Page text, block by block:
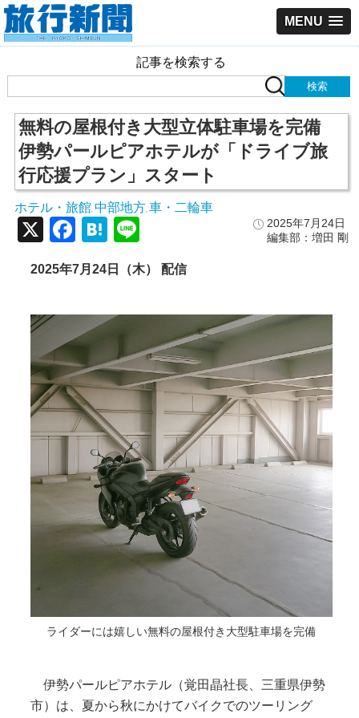
MENU
記事を検索する
無料の屋根付き大型立体駐車場を完備
伊勢パールピアホテルが「ドライブ旅
行応援プラン」スタート
ホテル・旅館 中部地方 車・二輪車
2025年7月24日
編集部：増田 剛
X Facebook
Hatena
2025年7月24日（木） 配信
ライダーには嬉しい無料の屋根付き大型駐車場を完備
伊勢パールピアホテル（覚田晶社長、三重県伊勢
市）は、夏から秋にかけてバイクでのツーリング